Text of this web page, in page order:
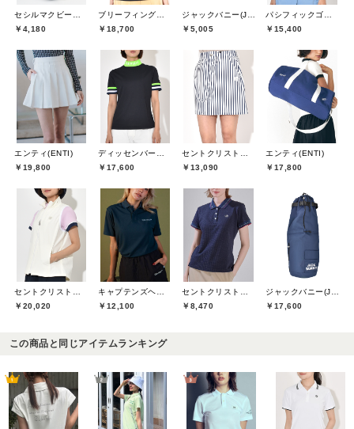
セシルマクビーグリーン(CECIL McBEE green)
￥4,180
ブリーフィングゴルフ(BRIEFING GOLF)
￥18,700
ジャックバニー(Jack Bunny)
￥5,005
パシフィックゴルフクラブ(Pacific GOLF CLUB)
￥15,400
エンティ(ENTI)
￥19,800
ディッセンバーメイ(DECEMBERMAY)
￥17,600
セントクリストファーゴルフ(St.ChristopherGolf)
￥13,090
エンティ(ENTI)
￥17,800
セントクリストファーゴルフ(St.ChristopherGolf)
￥20,020
キャプテンズヘルムゴルフ(Captains Helm Golf)
￥12,100
セントクリストファーゴルフ(St.ChristopherGolf)
￥8,470
ジャックバニー(Jack Bunny)
￥17,600
この商品と同じアイテムランキング